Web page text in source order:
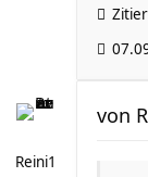
Reini1
von